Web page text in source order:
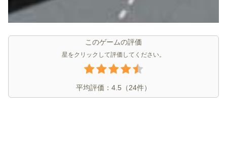
このゲームの評価
星をクリックして評価してください。
平均評価： 4.5 （24件）